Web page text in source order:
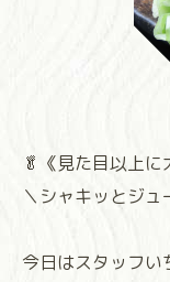
🥬《見た目以上に
＼シャキッとジ
今日はスタッフい